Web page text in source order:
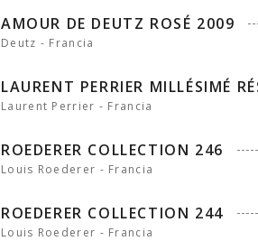
AMOUR DE DEUTZ ROSÉ 2009
Deutz - Francia
LAURENT PERRIER MILLÉSIMÉ
Laurent Perrier - Francia
ROEDERER COLLECTION 246
Louis Roederer - Francia
ROEDERER COLLECTION 244
Louis Roederer - Francia